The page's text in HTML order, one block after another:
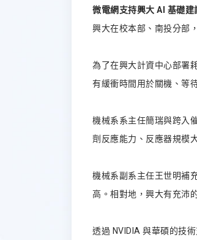
微電網支持興大 AI 基礎建
興大在校本部、南投分部
為了在興大計資中心部署
有緩衝時間用於關機、等
機械系系主任簡瑞與跨入
劑反應能力、反應器規模
機械系副系主任王世明補
高。相對地，興大有充沛
透過 NVIDIA 與華碩的技